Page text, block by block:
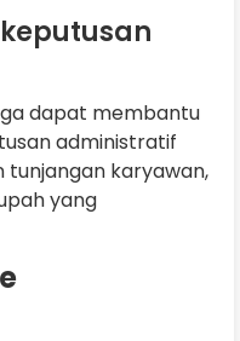
dapat membantu
administratif
tunjangan karyawan,
yang